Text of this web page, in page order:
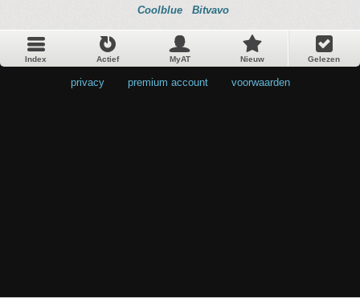
Coolblue Bitvavo
Index Actief MyAT Nieuw Gelezen
privacy premium account voorwaarden